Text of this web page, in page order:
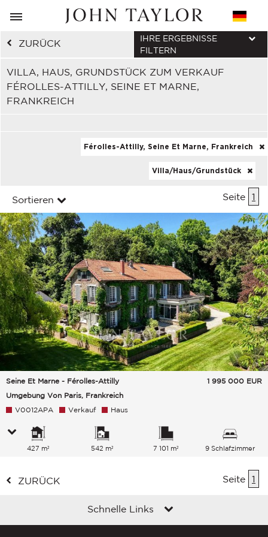
ZURÜCK
VILLA, HAUS, GRUNDSTÜCK ZUM VERKAUF
FÉROLLES-ATTILLY, SEINE ET MARNE,
FRANKREICH
IHRE ERGEBNISSE
FILTERN
Férolles-Attilly, Seine Et Marne, Frankreich
Villa/Haus/Grundstück
Sortieren Seite 1
Seine Et Marne - Férolles-Attilly
Umgebung Von Paris, Frankreich
1 995 000 EUR
V0012APA Verkauf Haus
427 m² 542 m² 7 101 m² 9 Schlafzimmer
ZURÜCK Seite 1
Schnelle Links